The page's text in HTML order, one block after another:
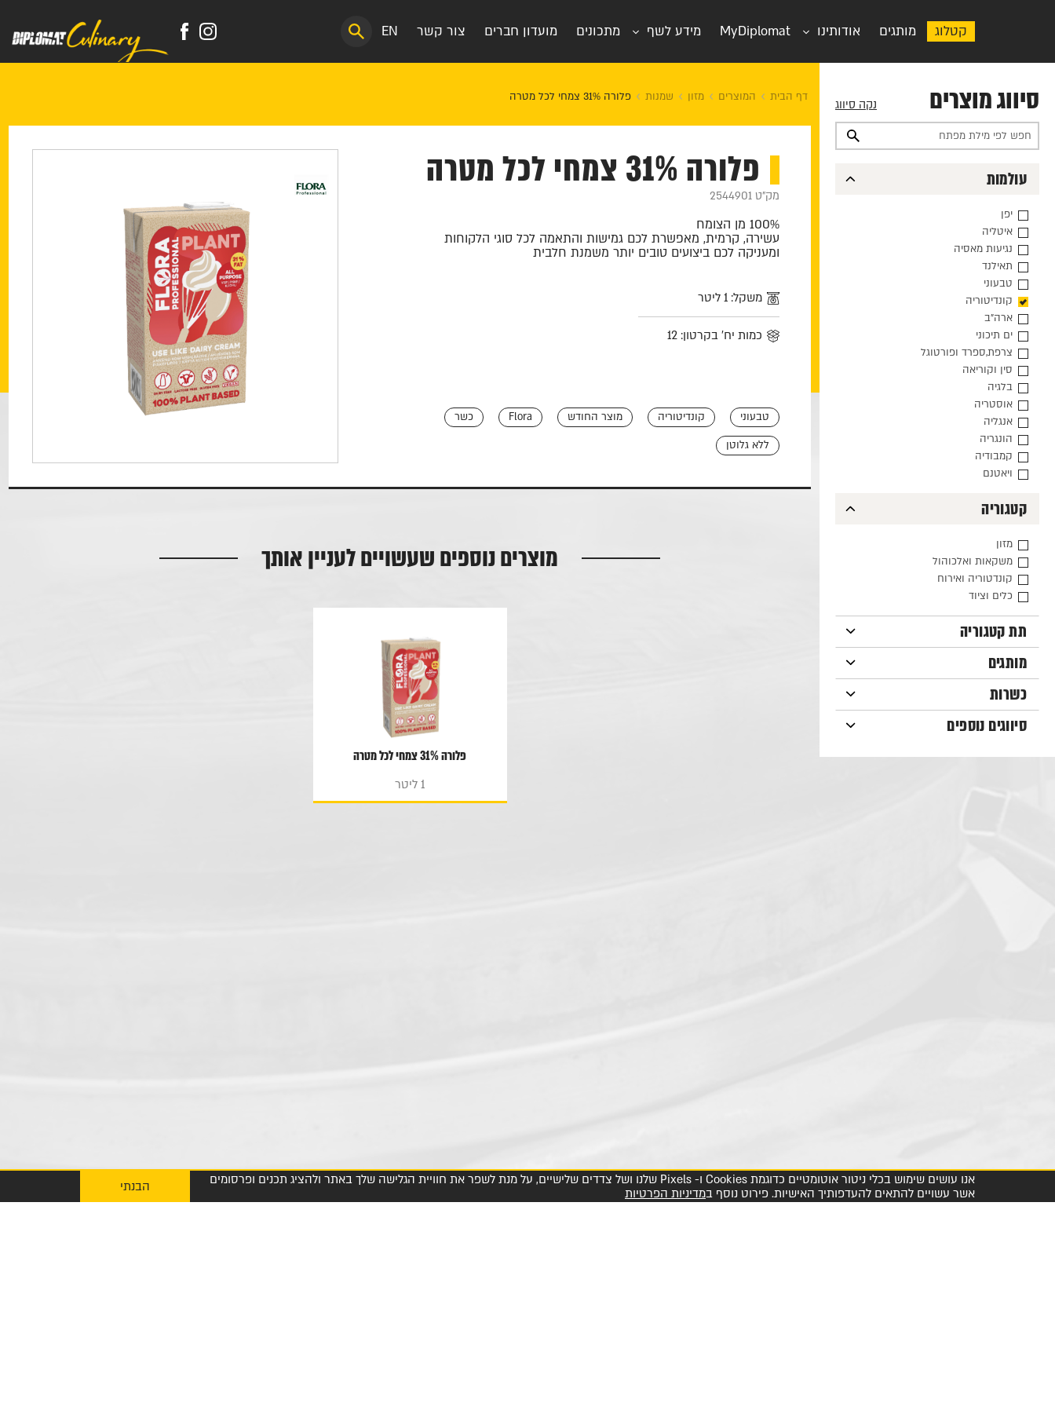
קטלוג מותגים אודותינו MyDiplomat מידע לשף מתכונים מועדון חברים צור קשר EN
דף הבית המוצרים מזון שמנות פלורה 31% צמחי לכל מטרה סיווג מוצרים נקה סיווג
עולמות
יפן
איטליה
נגיעות מאסיה
תאילנד
טבעוני
קונדיטוריה
ארה"ב
ים תיכוני
צרפת,ספרד ופורטוגל
סין וקוריאה
בלגיה
אוסטריה
אנגליה
הונגריה
קמבודיה
ויאטנם
קטגוריה
מזון
משקאות ואלכוהול
קונדטוריה ואירוח
כלים וציוד
תת קטגוריה
מותגים
כשרות
סיווגים נוספים
פלורה 31% צמחי לכל מטרה
מק"ט 2544901
100% מן הצומח
עשירה, קרמית, מאפשרת לכם גמישות והתאמה לכל סוגי הלקוחות
ומעניקה לכם ביצועים טובים יותר משמנת חלבית
משקל: 1 ליטר
כמות יח' בקרטון: 12
טבעוני קונדיטוריה מוצר החודש Flora
כשר
ללא גלוטן
מוצרים נוספים שעשויים לעניין אותך
פלורה 31% צמחי לכל מטרה
1 ליטר
אנו עושים שימוש בכלי ניטור אוטומטיים כדוגמת Cookies ו- Pixels שלנו ושל צדדים שלישיים, על מנת לשפר את חוויית הגלישה שלך באתר ולהציג תכנים ופרסומים
אשר עשויים להתאים להעדפותיך האישיות. פירוט נוסף במדיניות הפרטיות הבנתי